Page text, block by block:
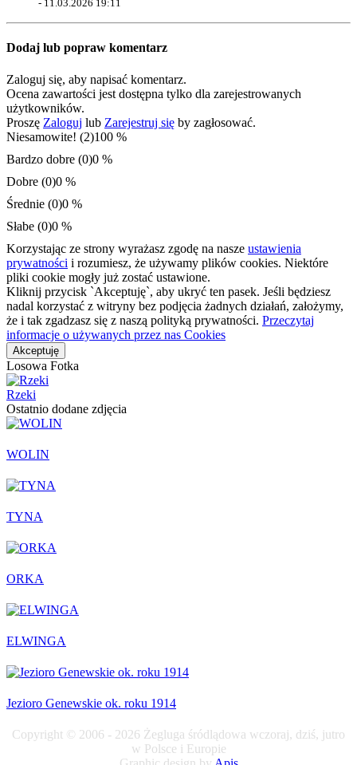
- 11.03.2026 19:11
Dodaj lub popraw komentarz
Zaloguj się, aby napisać komentarz.
Ocena zawartości jest dostępna tylko dla zarejestrowanych
użytkowników.
Proszę Zaloguj lub Zarejestruj się by zagłosować.
Niesamowite! (2)100 %
Bardzo dobre (0)0 %
Dobre (0)0 %
Średnie (0)0 %
Słabe (0)0 %
Korzystając ze strony wyrażasz zgodę na nasze ustawienia
prywatności i rozumiesz, że używamy plików cookies. Niektóre
pliki cookie mogły już zostać ustawione.
Kliknij przycisk `Akceptuję`, aby ukryć ten pasek. Jeśli będziesz
nadal korzystać z witryny bez podjęcia żadnych działań, założymy,
że i tak zgadzasz się z naszą polityką prywatności. Przeczytaj
informacje o używanych przez nas Cookies
Akceptuję
Losowa Fotka
Rzeki
Ostatnio dodane zdjęcia
WOLIN
TYNA
ORKA
ELWINGA
Jezioro Genewskie ok. roku 1914
Copyright © 2006 - 2026 Żegluga śródlądowa wczoraj, dziś, jutro
w Polsce i Europie